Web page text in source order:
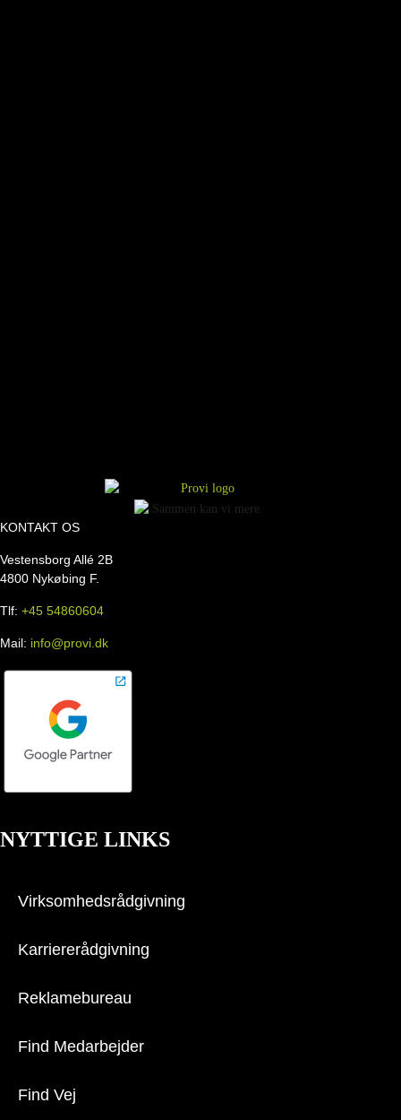
KONTAKT OS
Vestensborg Allé 2B
4800 Nykøbing F.
Tlf: +45 54860604
Mail: info@provi.dk
NYTTIGE LINKS
Virksomhedsrådgivning
Karriererådgivning
Reklamebureau
Find Medarbejder
Find Vej